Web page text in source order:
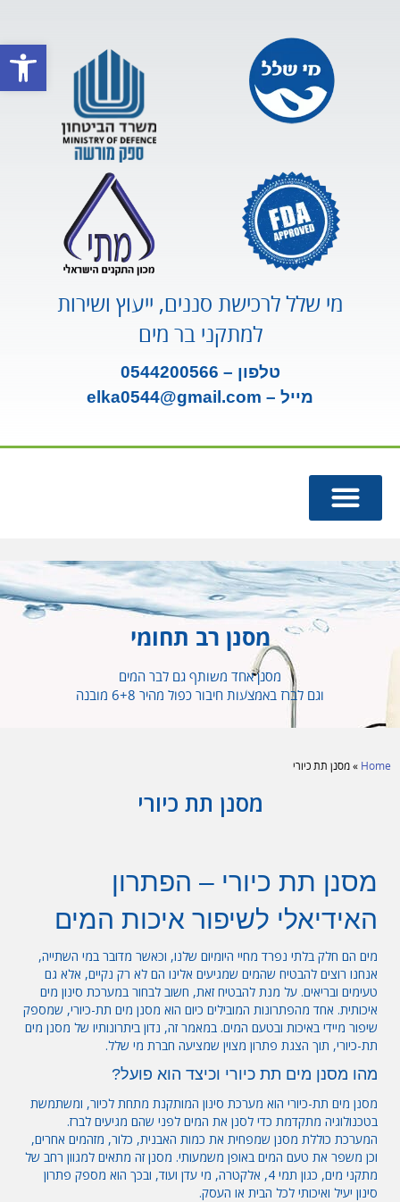
פתח
מי שלל לרכישת סננים, ייעוץ ושירות
למתקני בר מים
טלפון – 0544200566
מייל –
elka0544@gmail.com
מסנן רב תחומי
מסנן אחד משותף גם לבר המים
וגם לברז באמצעות חיבור כפול מהיר 6+8 מובנה
Home
» מסנן תת כיורי
מסנן תת כיורי
מסנן תת כיורי – הפתרון
האידיאלי לשיפור איכות המים
מים הם חלק בלתי נפרד מחיי היומיום שלנו, וכאשר מדובר במי השתייה,
אנחנו רוצים להבטיח שהמים שמגיעים אלינו הם לא רק נקיים, אלא גם
טעימים ובריאים. על מנת להבטיח זאת, חשוב לבחור במערכת סינון מים
איכותית. אחד מהפתרונות המובילים כיום הוא מסנן מים תת-כיורי, שמספק
שיפור מיידי באיכות ובטעם המים. במאמר זה, נדון ביתרונותיו של מסנן מים
תת-כיורי, תוך הצגת פתרון מצוין שמציעה חברת מי שלל.
מהו מסנן מים תת כיורי וכיצד הוא פועל?
מסנן מים תת-כיורי הוא מערכת סינון המותקנת מתחת לכיור, ומשתמשת
בטכנולוגיה מתקדמת כדי לסנן את המים לפני שהם מגיעים לברז.
המערכת כוללת מסנן שמפחית את כמות האבנית, כלור, מזהמים אחרים,
וכן משפר את טעם המים באופן משמעותי. מסנן זה מתאים למגוון רחב של
מתקני מים, כגון תמי 4, אלקטרה, מי עדן ועוד, ובכך הוא מספק פתרון
סינון יעיל ואיכותי לכל הבית או העסק.